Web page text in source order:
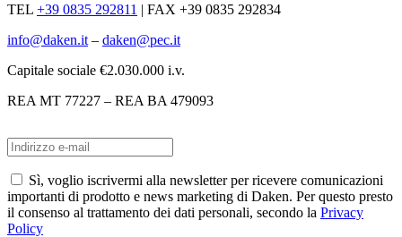
TEL +39 0835 292811 | FAX +39 0835 292834
info@daken.it – daken@pec.it
Capitale sociale €2.030.000 i.v.
REA MT 77227 – REA BA 479093
Sì, voglio iscrivermi alla newsletter per ricevere comunicazioni
importanti di prodotto e news marketing di Daken. Per questo presto
il consenso al trattamento dei dati personali, secondo la Privacy
Policy